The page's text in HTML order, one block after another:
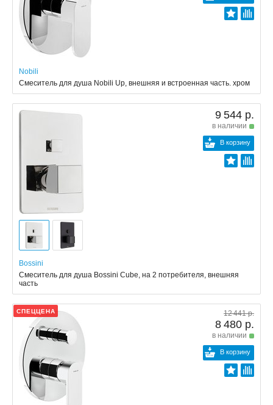
Nobili
Смеситель для душа Nobili Up, внешняя и встроенная часть. хром
9 544 р.
в наличии
В корзину
Bossini
Смеситель для душа Bossini Cube, на 2 потребителя, внешняя
часть
СПЕЦЦЕНА 12 441 р.
8 480 р.
в наличии
В корзину